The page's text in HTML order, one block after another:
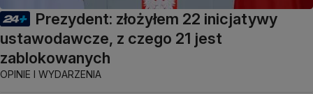
Prezydent: złożyłem 22 inicjatywy
ustawodawcze, z czego 21 jest
zablokowanych
OPINIE I WYDARZENIA